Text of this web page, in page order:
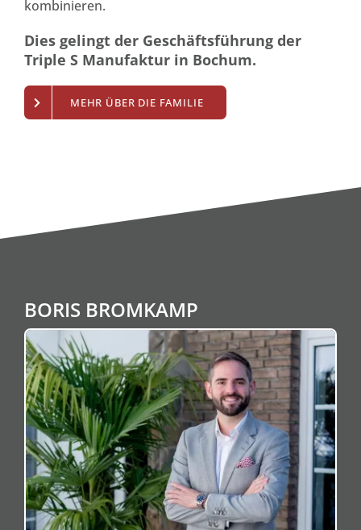
kombinieren.
Dies gelingt der Geschäftsführung der
Triple S Manufaktur in Bochum.
MEHR ÜBER DIE FAMILIE
BORIS BROMKAMP